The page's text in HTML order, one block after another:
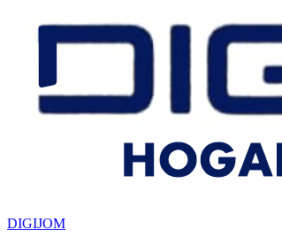
DIGIJOM